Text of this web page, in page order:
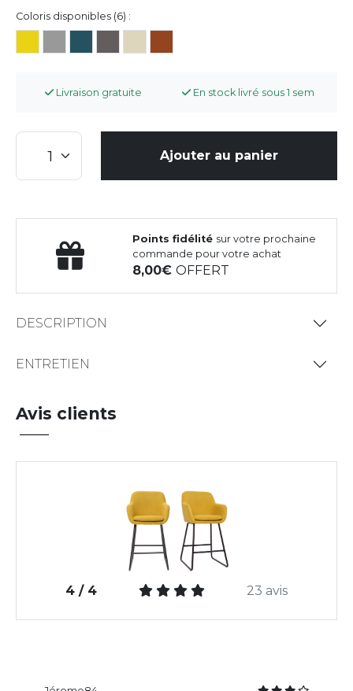
Coloris disponibles (6) :
Livraison gratuite En stock livré sous 1 sem
Ajouter au panier
Points fidélité sur votre prochaine
commande pour votre achat
8,00OFFERT
DESCRIPTION
ENTRETIEN
Avis clients
4 / 4 23 avis